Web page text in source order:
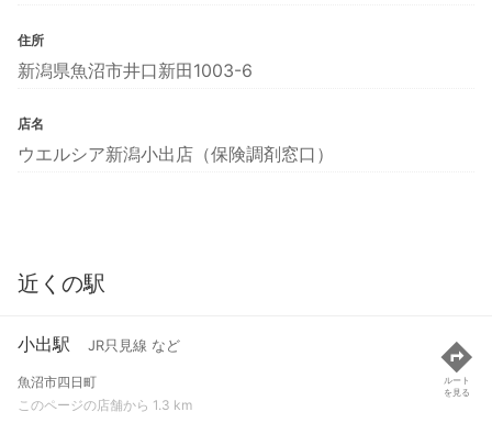
住所
新潟県魚沼市井口新田1003-6
店名
ウエルシア新潟小出店（保険調剤窓口）
近くの駅
小出駅 JR只見線 など
魚沼市四日町
このページの店舗から 1.3 km
ルート
を見る